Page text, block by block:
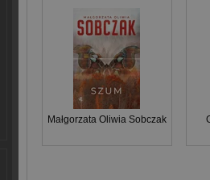
Małgorzata Oliwia Sobczak